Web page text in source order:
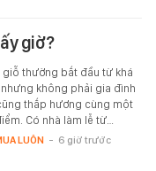
giờ?
giỗ thường bắt đầu từ khá
không phải gia đình
thắp hương cùng một
Có nhà làm lễ từ…
LUÔN - 6 giờ trước